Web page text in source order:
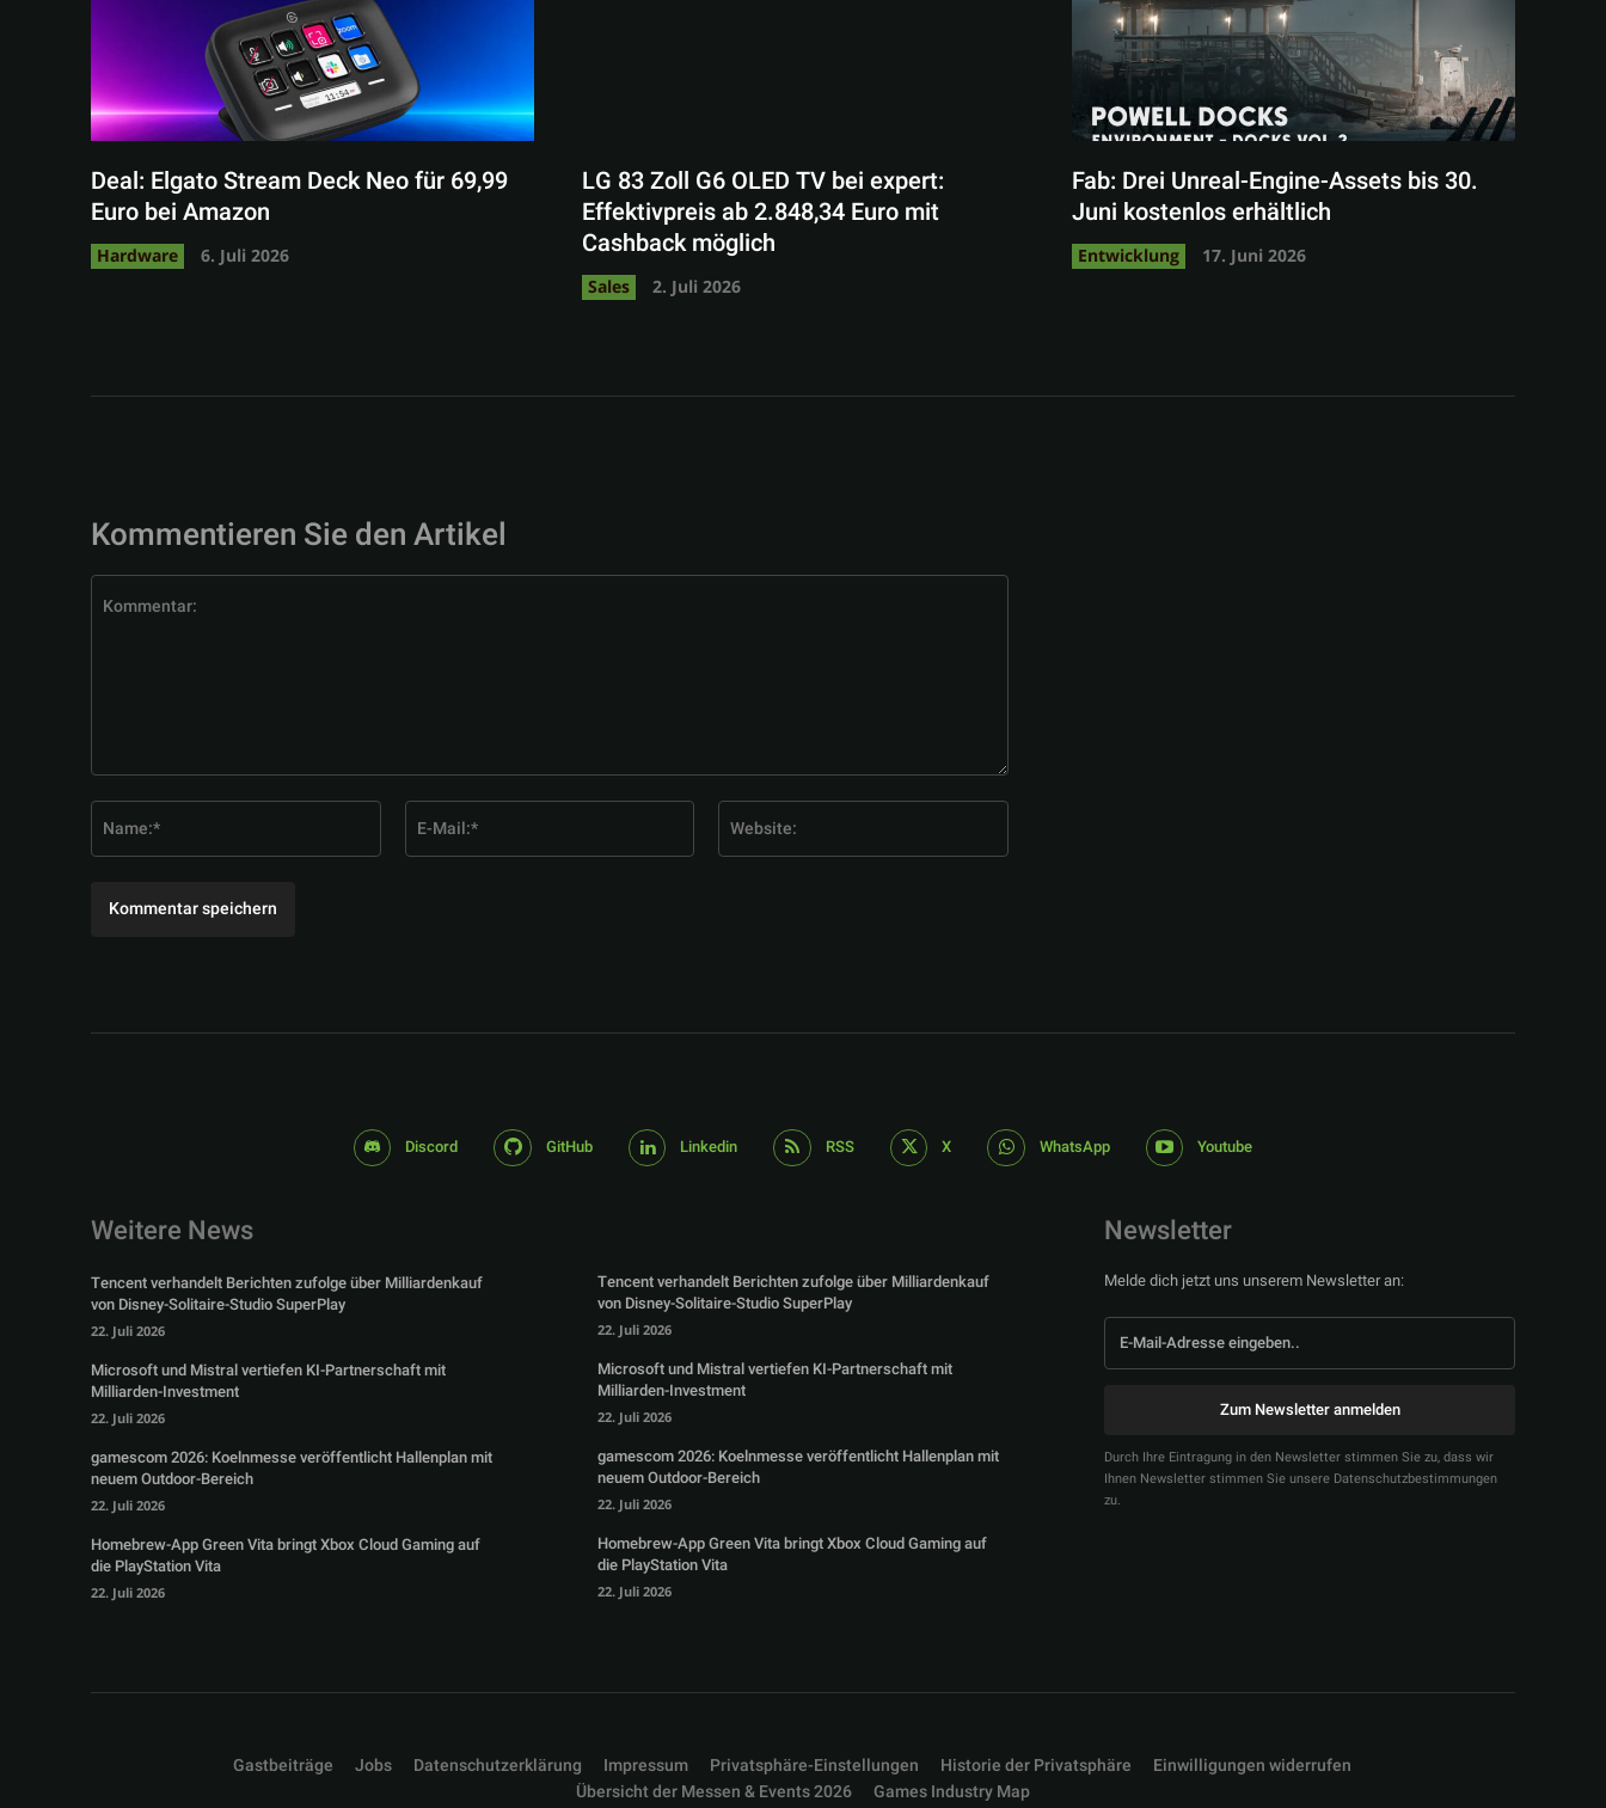
Deal: Elgato Stream Deck Neo für 69,99
Euro bei Amazon
Hardware 6. Juli 2026
LG 83 Zoll G6 OLED TV bei expert:
Effektivpreis ab 2.848,34 Euro mit
Cashback möglich
Sales 2. Juli 2026
Fab: Drei Unreal-Engine-Assets bis 30.
Juni kostenlos erhältlich
Entwicklung 17. Juni 2026
Kommentieren Sie den Artikel
Mail:*
Discord GitHub Linkedin RSS X WhatsApp Youtube
Weitere News
Tencent verhandelt Berichten zufolge über Milliardenkauf
von Disney-Solitaire-Studio SuperPlay
22. Juli 2026
Microsoft und Mistral vertiefen KI-Partnerschaft mit
Milliarden-Investment
22. Juli 2026
gamescom 2026: Koelnmesse veröffentlicht Hallenplan mit
neuem Outdoor-Bereich
22. Juli 2026
Homebrew-App Green Vita bringt Xbox Cloud Gaming auf
die PlayStation Vita
22. Juli 2026
Tencent verhandelt Berichten zufolge über Milliardenkauf
von Disney-Solitaire-Studio SuperPlay
22. Juli 2026
Microsoft und Mistral vertiefen KI-Partnerschaft mit
Milliarden-Investment
22. Juli 2026
gamescom 2026: Koelnmesse veröffentlicht Hallenplan mit
neuem Outdoor-Bereich
22. Juli 2026
Homebrew-App Green Vita bringt Xbox Cloud Gaming auf
die PlayStation Vita
22. Juli 2026
Newsletter
Melde dich jetzt uns unserem Newsletter an:
Zum Newsletter anmelden
Durch Ihre Eintragung in den Newsletter stimmen Sie zu, dass wir
Ihnen Newsletter stimmen Sie unsere Datenschutzbestimmungen
zu.
Gastbeiträge Jobs Datenschutzerklärung Impressum Privatsphäre-Einstellungen Historie der Privatsphäre
Einwilligungen widerrufen
Übersicht der Messen & Events 2026
Games Industry Map